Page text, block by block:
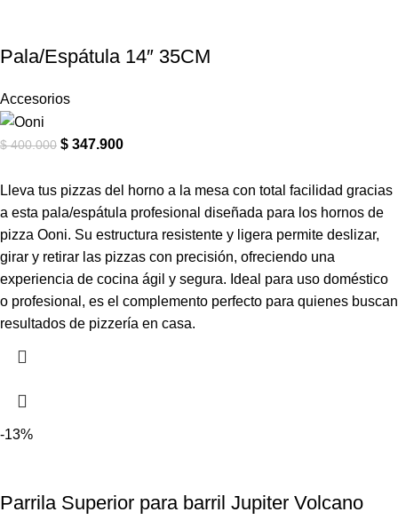
Pala/Espátula 14″ 35CM
Accesorios
$400.000 $ 347.900
Lleva tus pizzas del horno a la mesa con total facilidad gracias
a esta pala/espátula profesional diseñada para los hornos de
pizza Ooni. Su estructura resistente y ligera permite deslizar,
girar y retirar las pizzas con precisión, ofreciendo una
experiencia de cocina ágil y segura. Ideal para uso doméstico
o profesional, es el complemento perfecto para quienes buscan
resultados de pizzería en casa.
-13%
Parrila Superior para barril Jupiter Volcano